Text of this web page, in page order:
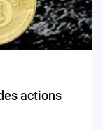
actions